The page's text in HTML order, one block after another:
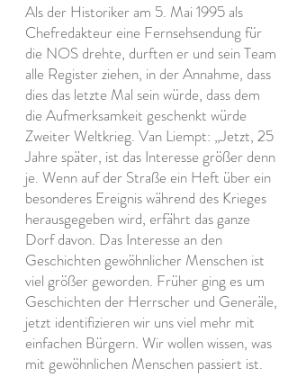
Als der Historiker am 5. Mai 1995 als
Chefredakteur eine Fernsehsendung für
die NOS drehte, durften er und sein Team
alle Register ziehen, in der Annahme, dass
dies das letzte Mal sein würde, dass dem
die Aufmerksamkeit geschenkt würde
Zweiter Weltkrieg. Van Liempt: „Jetzt, 25
Jahre später, ist das Interesse größer denn
je. Wenn auf der Straße ein Heft über ein
besonderes Ereignis während des Krieges
herausgegeben wird, erfährt das ganze
Dorf davon. Das Interesse an den
Geschichten gewöhnlicher Menschen ist
viel größer geworden. Früher ging es um
Geschichten der Herrscher und Generäle,
jetzt identifizieren wir uns viel mehr mit
einfachen Bürgern. Wir wollen wissen, was
mit gewöhnlichen Menschen passiert ist.